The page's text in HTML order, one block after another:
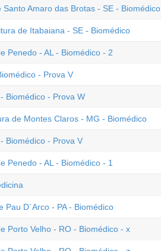
Amaro das Brotas - SE - Biomédico
de Itabaiana - SE - Biomédico
Penedo - AL - Biomédico - 2
- Prova V
Biomédico - Prova W
de Montes Claros - MG - Biomédico
Biomédico - Prova V
Penedo - AL - Biomédico - 1
Pau D`Arco - PA - Biomédico
Porto Velho - RO - Biomédico - x